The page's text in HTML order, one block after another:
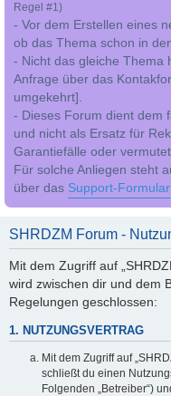
Regel #1)
- Vor dem Erstellen eines
ob das Thema schon in
- Nicht das gleiche Thema
Anfrage über das
umgekehrt].
- Dieses Forum dient dem
und nicht als Ersatz für
Garantiefälle oder
Für solche Anliegen steht
über das Support-Formular
SHRDZM Forum -
Mit dem Zugriff auf
wird zwischen dir und dem
Regelungen geschlossen:
1. NUTZUNGSVERTRAG
Mit dem Zugriff auf
schließt du einen
Folgenden „Betreiber“)